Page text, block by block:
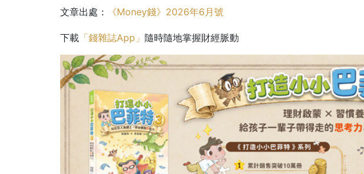
文章出處： 《Money錢》2026年6月號
下載 「錢雜誌App」 隨時隨地掌握財經脈動